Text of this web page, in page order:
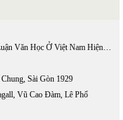
Quan Niệm Về Chức Năng Văn Học Trong Lý Luận Văn Học Ở Việt Nam Hiện Nay
Sài Gòn 1929
Vũ Cao Đàm, Lê Phổ